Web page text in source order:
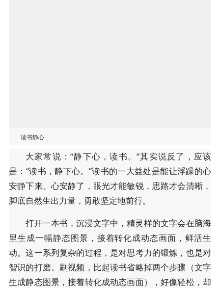
读书静心
大家常说：“静下心，读书。”其实说反了，应该
是：“读书，静下心。”读书的一大益处是能让浮躁的心
安静下来。心安静了，眼光才能敏锐，思路才会清晰，
脚底自然生出力量，勇敢坚定地前行。
打开一本书，沉浸文字中，精灵样的文字会在脑海
里生成一幅静态图景，接着转化成动态画面，鲜活生
动。这一系列复杂的过程，是对思考力的锻炼，也是对
智识的打磨。刷视频，比起读书省略掉两个步骤（文字
生成静态图景，接着转化成动态画面），好像轻松，却